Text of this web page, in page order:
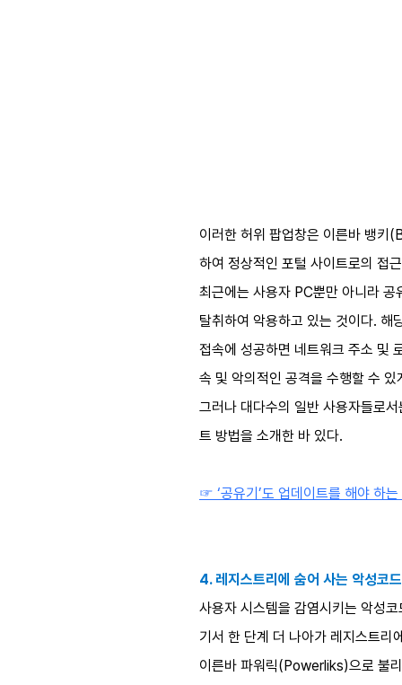
이러한 허위 팝업창은 이른바 뱅키
하여 정상적인 포털 사이트로의 접
최근에는 사용자 PC뿐만 아니라
탈취하여 악용하고 있는 것이다. 해
접속에 성공하면 네트워크 주소 및
속 및 악의적인 공격을 수행할 수
그러나 대다수의 일반 사용자들로
트 방법을 소개한 바 있다.
☞ ‘공유기’도 업데이트를 해야 하는
4. 레지스트리에 숨어 사는 악성코드
사용자 시스템을 감염시키는 악성
기서 한 단계 더 나아가 레지스트
이른바 파워릭(Powerliks)으로 불